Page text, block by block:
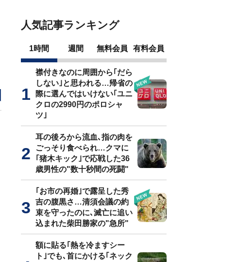
人気記事ランキング
1時間 週間 無料会員 有料会員
襟付きなのに周囲から｢だら
しない｣と思われる…帰省の
際に選んではいけない｢ユニ
クロの2990円のポロシャ
ツ｣
耳の後ろから流血､指の肉を
ごっそり食べられ…クマに
｢猪木キック｣で応戦した36
歳男性の"数十秒間の死闘"
｢お市の再婚｣で露呈した秀
吉の腹黒さ…清須会議の約
束を守ったのに､滅亡に追い
込まれた柴田勝家の"急所"
額に貼る｢熱を冷ますシー
ト｣でも､首にかける｢ネック